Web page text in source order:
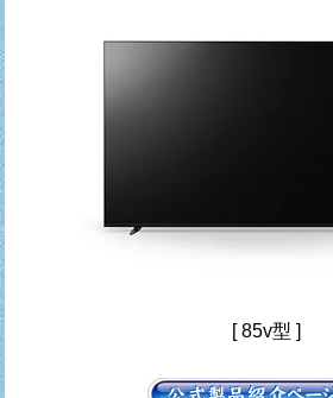
[ 85v型 ]